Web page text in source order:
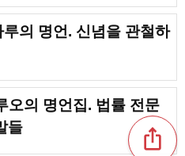
의 명언. 신념을 관철하
오의 명언집. 법률 전문
들
ios_share